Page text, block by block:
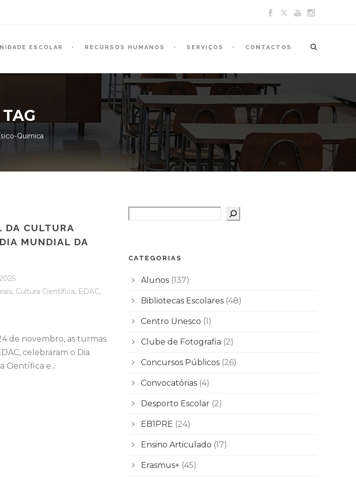
ESCOLAR RECURSOS HUMANOS SERVIÇOS CONTACTOS
TAG
Quimica
DA CULTURA
MUNDIAL DA
, Cultura Científica, EDAC,
de novembro, as turmas
celebraram o Dia
Científica e...
CATEGORIAS
Alunos (137)
Bibliotecas Escolares (48)
Centro Unesco (1)
Clube de Fotografia (2)
Concursos Públicos (26)
Convocatórias (4)
Desporto Escolar (2)
EB1PRE (24)
Ensino Articulado (17)
Erasmus+ (45)